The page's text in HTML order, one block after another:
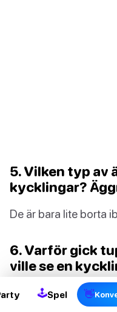
5. Vilken typ av
kycklingar?
De är bara lite borta
6. Varför gick
ville se en
Jag hoppas han inte
🕹Spel 👋